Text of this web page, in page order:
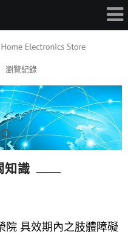
瀏覽紀錄
知識
院 具效期內之肢體障礙